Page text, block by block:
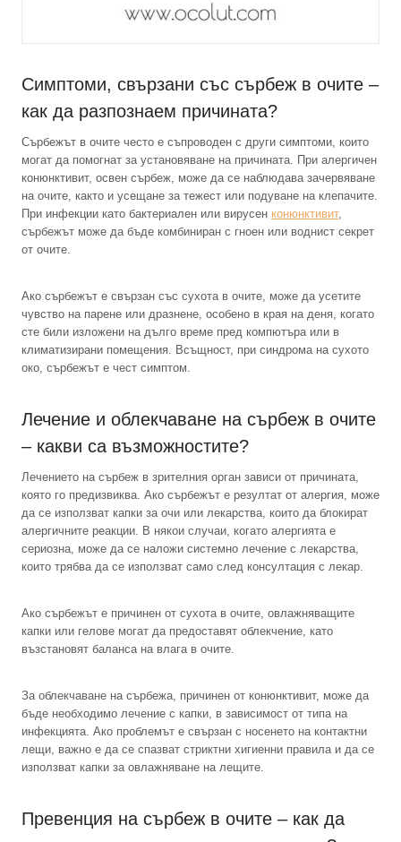
Симптоми, свързани със сърбеж в очите –
как да разпознаем причината?
Сърбежът в очите често е съпроводен с други симптоми, които
могат да помогнат за установяване на причината. При алергичен
конюнктивит, освен сърбеж, може да се наблюдава зачервяване
на очите, както и усещане за тежест или подуване на клепачите.
При инфекции като бактериален или вирусен конюнктивит,
сърбежът може да бъде комбиниран с гноен или воднист секрет
от очите.
Ако сърбежът е свързан със сухота в очите, може да усетите
чувство на парене или дразнене, особено в края на деня, когато
сте били изложени на дълго време пред компютъра или в
климатизирани помещения. Всъщност, при синдрома на сухото
око, сърбежът е чест симптом.
Лечение и облекчаване на сърбеж в очите
– какви са възможностите?
Лечението на сърбеж в зрителния орган зависи от причината,
която го предизвиква. Ако сърбежът е резултат от алергия, може
да се използват капки за очи или лекарства, които да блокират
алергичните реакции. В някои случаи, когато алергията е
сериозна, може да се наложи системно лечение с лекарства,
които трябва да се използват само след консултация с лекар.
Ако сърбежът е причинен от сухота в очите, овлажняващите
капки или гелове могат да предоставят облекчение, като
възстановят баланса на влага в очите.
За облекчаване на сърбежа, причинен от конюнктивит, може да
бъде необходимо лечение с капки, в зависимост от типа на
инфекцията. Ако проблемът е свързан с носенето на контактни
лещи, важно е да се спазват стриктни хигиенни правила и да се
използват капки за овлажняване на лещите.
Превенция на сърбеж в очите – как да